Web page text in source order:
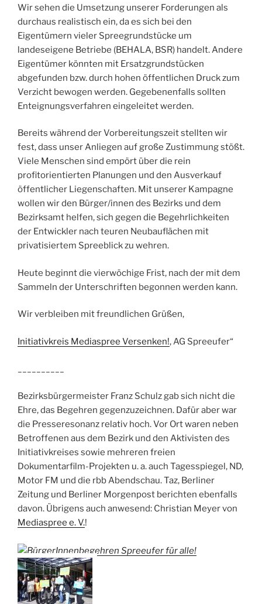
Wir sehen die Umsetzung unserer Forderungen als
durchaus realistisch ein, da es sich bei den
Eigentümern vieler Spreegrundstücke um
landeseigene Betriebe (BEHALA, BSR) handelt. Andere
Eigentümer könnten mit Ersatzgrundstücken
abgefunden bzw. durch hohen öffentlichen Druck zum
Verzicht bewogen werden. Gegebenenfalls sollten
Enteignungsverfahren eingeleitet werden.
Bereits während der Vorbereitungszeit stellten wir
fest, dass unser Anliegen auf große Zustimmung stößt.
Viele Menschen sind empört über die rein
profitorientierten Planungen und den Ausverkauf
öffentlicher Liegenschaften. Mit unserer Kampagne
wollen wir den Bürger/innen des Bezirks und dem
Bezirksamt helfen, sich gegen die Begehrlichkeiten
der Entwickler nach teuren Neubauflächen mit
privatisiertem Spreeblick zu wehren.
Heute beginnt die vierwöchige Frist, nach der mit dem
Sammeln der Unterschriften begonnen werden kann.
Wir verbleiben mit freundlichen Grüßen,
Initiativkreis Mediaspree Versenken!, AG Spreeufer“
Bezirksbürgermeister Franz Schulz gab sich nicht die
Ehre, das Begehren gegenzuzeichnen. Dafür aber war
die Presseresonanz relativ hoch. Vor Ort waren neben
Betroffenen aus dem Bezirk und den Aktivisten des
Initiativkreises sowie mehreren freien
Dokumentarfilm-Projekten u. a. auch Tagesspiegel, ND,
Motor FM und die rbb Abendschau. Taz, Berliner
Zeitung und Berliner Morgenpost berichten ebenfalls
davon. Übrigens auch anwesend: Christian Meyer von
Mediaspree e. V.!